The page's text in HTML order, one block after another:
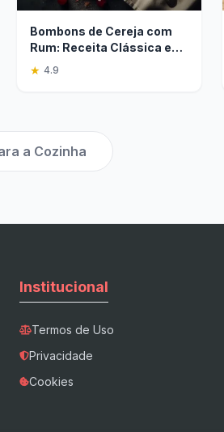
Bombons de Cereja com
Rum: Receita Clássica e
Fácil
★ 4.9
a Cozinha
Institucional
Termos de Uso
Privacidade
Cookies